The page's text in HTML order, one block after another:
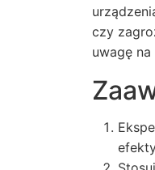
czy
uwagę